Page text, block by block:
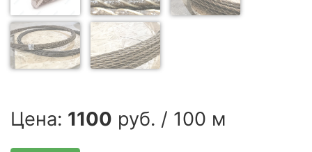
Цена: 1100 руб. / 100 м